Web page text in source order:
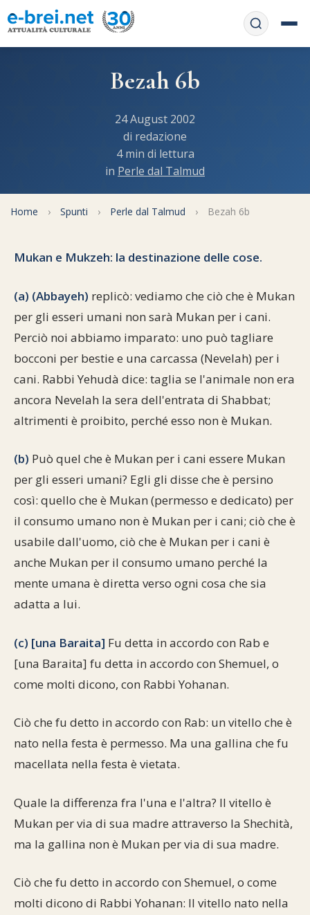
APP web
Informativa Privacy
Libri di preghiera
Regole di Halachà
Filosofia e Pensiero
Documenti storici
Momenti di Torah
Servizi on-
Orari di Shabbat
F.A.Q.
Mappa del sito
Spunti Feste e ricorrenze
Cucina tipica
Commenti alla Torah
Perle dal Talmud
10 comandamenti
Approfondimenti
Cultura e società
Aspetti di vita ebraica
Storia millenaria
Personaggi celebri
Sbirciamo Eretz Israel
Tanach
La Legge Orale
Il Talmud in italiano
Partecipa Comunità ebraiche
Mangiare casher
Turismo in Italia
it.cultura.ebraica
Netiquette
Collegamenti utili
Scambio di link
Dal nostro archivio
Bezah 6b
24 August 2002
di redazione
4 min di lettura
in Perle dal Talmud
Home › Spunti › Perle dal Talmud › Bezah 6b
Mukan e Mukzeh: la destinazione delle cose.
(a) (Abbayeh) replicò: vediamo che ciò che è Mukan
per gli esseri umani non sarà Mukan per i cani.
Perciò noi abbiamo imparato: uno può tagliare
bocconi per bestie e una carcassa (Nevelah) per i
cani. Rabbi Yehudà dice: taglia se l'animale non era
ancora Nevelah la sera dell'entrata di Shabbat;
altrimenti è proibito, perché esso non è Mukan.
(b) Può quel che è Mukan per i cani essere Mukan
per gli esseri umani? Egli gli disse che è persino
così: quello che è Mukan (permesso e dedicato) per
il consumo umano non è Mukan per i cani; ciò che è
usabile dall'uomo, ciò che è Mukan per i cani è
anche Mukan per il consumo umano perché la
mente umana è diretta verso ogni cosa che sia
adatta a lui.
(c) [una Baraita] Fu detta in accordo con Rab e
[una Baraita] fu detta in accordo con Shemuel, o
come molti dicono, con Rabbi Yohanan.
Ciò che fu detto in accordo con Rab: un vitello che è
nato nella festa è permesso. Ma una gallina che fu
macellata nella festa è vietata.
Quale la differenza fra l'una e l'altra? Il vitello è
Mukan per via di sua madre attraverso la Shechità,
ma la gallina non è Mukan per via di sua madre.
Ciò che fu detto in accordo con Shemuel, o come
molti dicono di Rabbi Yohanan: Il vitello nato nella